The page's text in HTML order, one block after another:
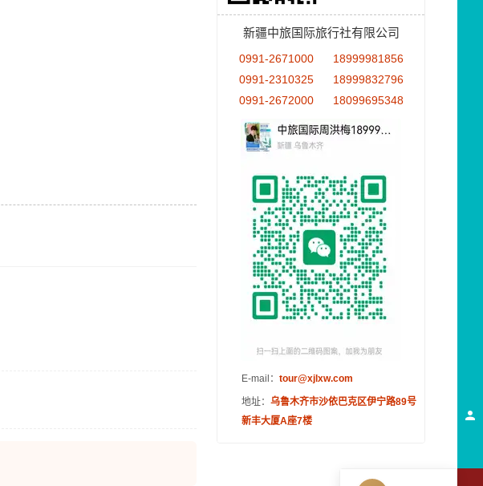
新疆中旅国际旅行社有限公司
0991-2671000
18999981856
0991-2310325
18999832796
0991-2672000
18099695348
E-mail： tour@xjlxw.com
地址： 乌鲁木齐市沙依巴克区伊宁路89号
新丰大厦A座7楼